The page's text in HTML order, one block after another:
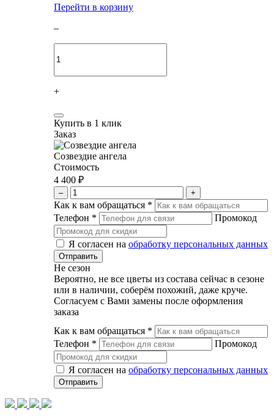
Перейти в корзину
–
+
Купить в 1 клик
Заказ
Созвездие ангела
Стоимость
4 400 ₽
– +
Как к вам обращаться *
Телефон * Промокод
Я согласен на обработку персональных данных
Не сезон
Вероятно, не все цветы из состава сейчас в сезоне
или в наличии, соберём похожий, даже круче.
Согласуем с Вами замены после оформления
заказа
Как к вам обращаться *
Телефон * Промокод
Я согласен на обработку персональных данных